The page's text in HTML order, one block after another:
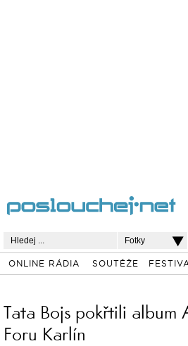
Fotky
ONLINE RÁDIA SOUTĚŽE
Tata Bojs pokřtili album
Foru Karlín